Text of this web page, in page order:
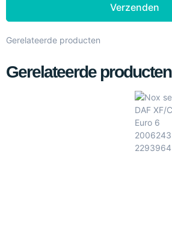
Verzenden
Gerelateerde producten
Gerelateerde producten